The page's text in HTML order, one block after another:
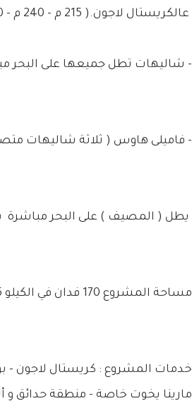
عالكريستال لاجون.( 215 م - 240 م - 250 م - 260 م - 300 م - 315 م - 360 م)
- شاليهات تطل جميعها على البحر مباشرة. ( 110 م -
- فاميلى هاوس ( ثلاثة شاليهات متصلة
يطل ( المصيف ) على البحر مباشرة بمساحه شاطىء 1000 م
مساحة المشروع 170 فدان في الكيلو 75 من مرسى مطروح والكيلو 212 طريق الساحل الشمالى.
خدمات المشروع : كريستال لاجون -
مارينا يخوت خاصة - منطقة حدائق